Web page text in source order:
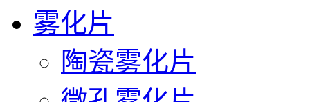
雾化片
陶瓷雾化片